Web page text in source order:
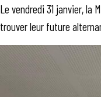
Le vendredi 31 janvier, la
trouver leur future